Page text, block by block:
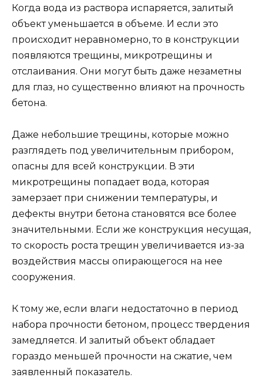
Когда вода из раствора испаряется, залитый
объект уменьшается в объеме. И если это
происходит неравномерно, то в конструкции
появляются трещины, микротрещины и
отслаивания. Они могут быть даже незаметны
для глаз, но существенно влияют на прочность
бетона.
Даже небольшие трещины, которые можно
разглядеть под увеличительным прибором,
опасны для всей конструкции. В эти
микротрещины попадает вода, которая
замерзает при снижении температуры, и
дефекты внутри бетона становятся все более
значительными. Если же конструкция несущая,
то скорость роста трещин увеличивается из-за
воздействия массы опирающегося на нее
сооружения.
К тому же, если влаги недостаточно в период
набора прочности бетоном, процесс твердения
замедляется. И залитый объект обладает
гораздо меньшей прочности на сжатие, чем
заявленный показатель.